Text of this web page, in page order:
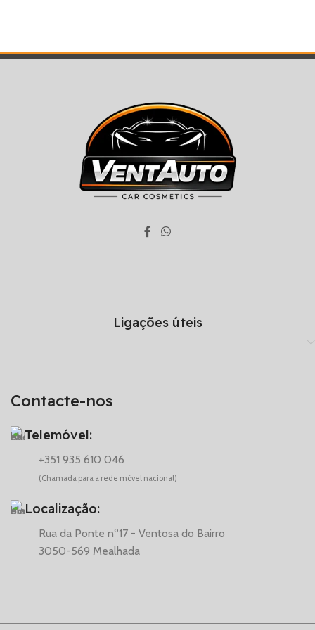
Contacte-nos
Telemóvel:
+351 935 610 046
(Chamada para a rede móvel nacional)
Localização:
Rua da Ponte nº17 - Ventosa do Bairro
3050-569 Mealhada
Ligações úteis